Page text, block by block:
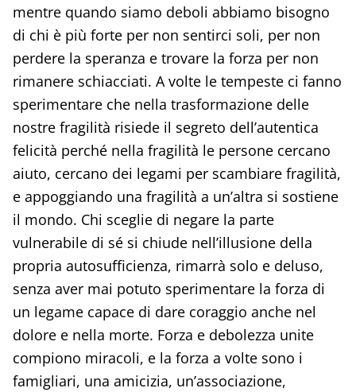
mentre quando siamo deboli abbiamo bisogno
di chi è più forte per non sentirci soli, per non
perdere la speranza e trovare la forza per non
rimanere schiacciati. A volte le tempeste ci fanno
sperimentare che nella trasformazione delle
nostre fragilità risiede il segreto dell’autentica
felicità perché nella fragilità le persone cercano
aiuto, cercano dei legami per scambiare fragilità,
e appoggiando una fragilità a un’altra si sostiene
il mondo. Chi sceglie di negare la parte
vulnerabile di sé si chiude nell’illusione della
propria autosufficienza, rimarrà solo e deluso,
senza aver mai potuto sperimentare la forza di
un legame capace di dare coraggio anche nel
dolore e nella morte. Forza e debolezza unite
compiono miracoli, e la forza a volte sono i
famigliari, una amicizia, un’associazione,